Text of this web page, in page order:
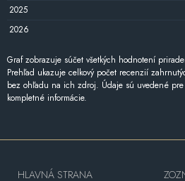
2025
2026
Graf zobrazuje súčet všetkých hodnotení
Prehľad ukazuje celkový počet recenzií
bez ohľadu na ich zdroj. Údaje sú uvedené
kompletné informácie.
HLAVNÁ STRANA